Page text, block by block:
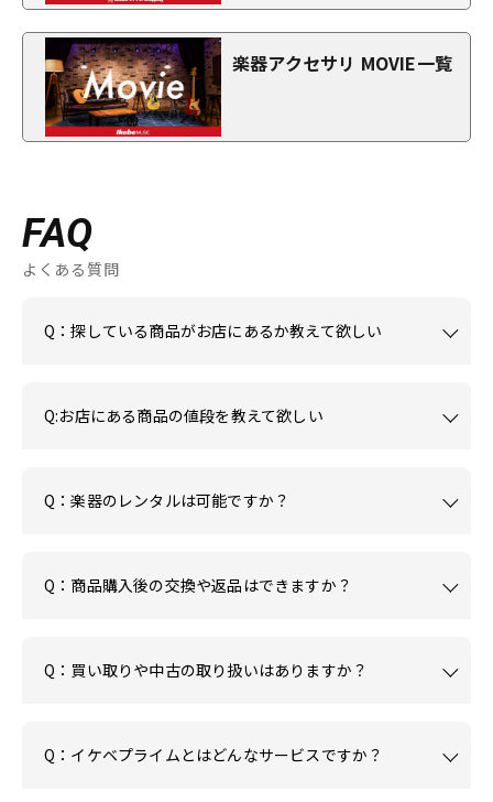
楽器アクセサリ MOVIE一覧
FAQ
よくある質問
Q：探している商品がお店にあるか教えて欲しい
Q:お店にある商品の値段を教えて欲しい
Q：楽器のレンタルは可能ですか？
Q：商品購入後の交換や返品はできますか？
Q：買い取りや中古の取り扱いはありますか？
Q：イケベプライムとはどんなサービスですか？